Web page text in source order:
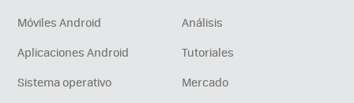
Móviles Android
Análisis
Aplicaciones Android
Tutoriales
Sistema operativo
Mercado